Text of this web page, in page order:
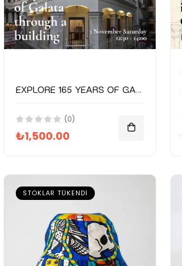
Explore 165 years of Galata through a building: Postane building tour
(0)
₺1,500.00
STOKLAR TÜKENDI